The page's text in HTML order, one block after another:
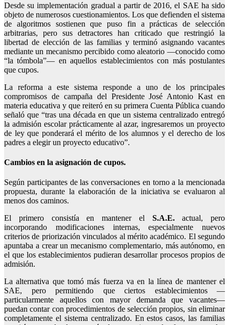
Desde su implementación gradual a partir de 2016, el SAE ha sido
objeto de numerosos cuestionamientos. Los que defienden el sistema
de algoritmos sostienen que puso fin a prácticas de selección
arbitrarias, pero sus detractores han criticado que restringió la
libertad de elección de las familias y terminó asignando vacantes
mediante un mecanismo percibido como aleatorio —conocido como
“la tómbola”— en aquellos establecimientos con más postulantes
que cupos.
La reforma a este sistema responde a uno de los principales
compromisos de campaña del Presidente José Antonio Kast en
materia educativa y que reiteró en su primera Cuenta Pública cuando
señaló que “tras una década en que un sistema centralizado entregó
la admisión escolar prácticamente al azar, ingresaremos un proyecto
de ley que ponderará el mérito de los alumnos y el derecho de los
padres a elegir un proyecto educativo”.
Cambios en la asignación de cupos.
Según participantes de las conversaciones en torno a la mencionada
propuesta, durante la elaboración de la iniciativa se evaluaron al
menos dos caminos.
El primero consistía en mantener el S.A.E.actual, pero
incorporando modificaciones internas, especialmente nuevos
criterios de priorización vinculados al mérito académico. El segundo
apuntaba a crear un mecanismo complementario, más autónomo, en
el que los establecimientos pudieran desarrollar procesos propios de
admisión.
La alternativa que tomó más fuerza va en la línea de mantener el
SAE, pero permitiendo que ciertos establecimientos —
particularmente aquellos con mayor demanda que vacantes—
puedan contar con procedimientos de selección propios, sin eliminar
completamente el sistema centralizado. En estos casos, las familias